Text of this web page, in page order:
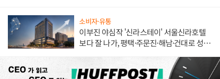
소비자·유통
이부진 야심작 '신라스테이' 서울신라호텔
보다 잘 나가, 평택·주문진·해남·건대로 성